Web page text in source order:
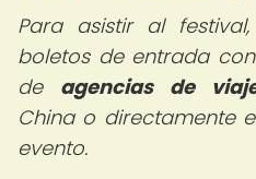
Para asistir al
boletos de entrada
de agencias de
China o directamente
evento.